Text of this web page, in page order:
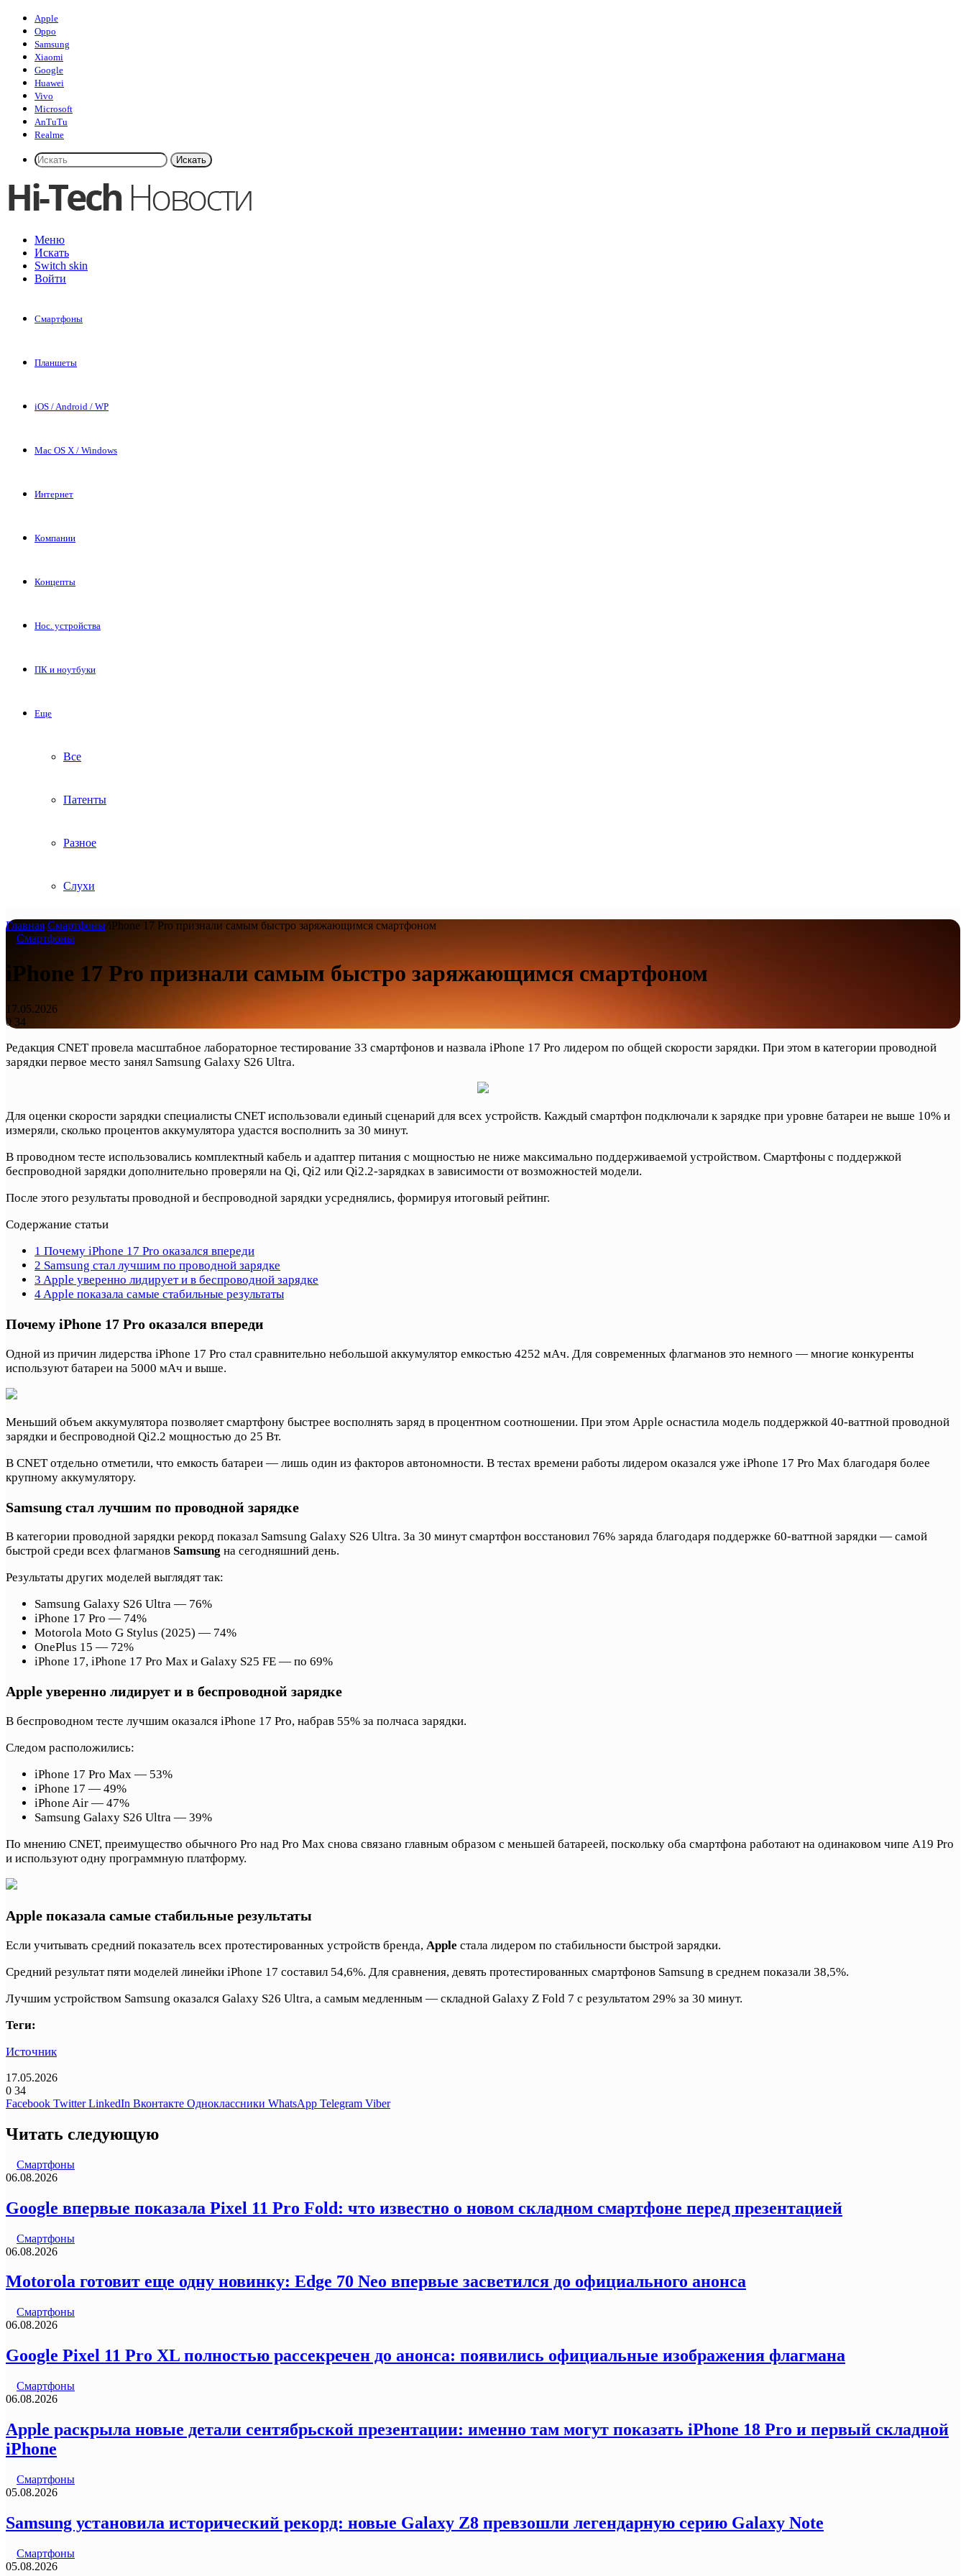
Apple
Oppo
Samsung
Xiaomi
Google
Huawei
Vivo
Microsoft
AnTuTu
Realme
Искать
Меню
Искать
Switch skin
Войти
Смартфоны
Планшеты
iOS / Android / WP
Mac OS X / Windows
Интернет
Компании
Концепты
Нос. устройства
ПК и ноутбуки
Еще
Все
Патенты
Разное
Слухи
Главная Смартфоны/iPhone 17 Pro признали самым быстро заряжающимся смартфоном
Смартфоны
iPhone 17 Pro признали самым быстро заряжающимся смартфоном
17.05.2026
0 34
Редакция CNET провела масштабное лабораторное тестирование 33 смартфонов и назвала iPhone 17 Pro лидером по общей скорости зарядки. При этом в категории проводной
зарядки первое место занял Samsung Galaxy S26 Ultra.
Для оценки скорости зарядки специалисты CNET использовали единый сценарий для всех устройств. Каждый смартфон подключали к зарядке при уровне батареи не выше 10% и
измеряли, сколько процентов аккумулятора удастся восполнить за 30 минут.
В проводном тесте использовались комплектный кабель и адаптер питания с мощностью не ниже максимально поддерживаемой устройством. Смартфоны с поддержкой
беспроводной зарядки дополнительно проверяли на Qi, Qi2 или Qi2.2-зарядках в зависимости от возможностей модели.
После этого результаты проводной и беспроводной зарядки усреднялись, формируя итоговый рейтинг.
Содержание статьи
1 Почему iPhone 17 Pro оказался впереди
2 Samsung стал лучшим по проводной зарядке
3 Apple уверенно лидирует и в беспроводной зарядке
4Apple показала самые стабильные результаты
Почему iPhone 17 Pro оказался впереди
Одной из причин лидерства iPhone 17 Pro стал сравнительно небольшой аккумулятор емкостью 4252 мАч. Для современных флагманов это немного — многие конкуренты
используют батареи на 5000 мАч и выше.
Меньший объем аккумулятора позволяет смартфону быстрее восполнять заряд в процентном соотношении. При этом Apple оснастила модель поддержкой 40-ваттной проводной
зарядки и беспроводной Qi2.2 мощностью до 25 Вт.
В CNET отдельно отметили, что емкость батареи — лишь один из факторов автономности. В тестах времени работы лидером оказался уже iPhone 17 Pro Max благодаря более
крупному аккумулятору.
Samsung стал лучшим по проводной зарядке
В категории проводной зарядки рекорд показал Samsung Galaxy S26 Ultra. За 30 минут смартфон восстановил 76% заряда благодаря поддержке 60-ваттной зарядки — самой
быстрой среди всех флагманов Samsung на сегодняшний день.
Результаты других моделей выглядят так:
Samsung Galaxy S26 Ultra — 76%
iPhone 17 Pro — 74%
Motorola Moto G Stylus (2025) — 74%
OnePlus 15 — 72%
iPhone 17, iPhone 17 Pro Max и Galaxy S25 FE — по 69%
Apple уверенно лидирует и в беспроводной зарядке
В беспроводном тесте лучшим оказался iPhone 17 Pro, набрав 55% за полчаса зарядки.
Следом расположились:
iPhone 17 Pro Max — 53%
iPhone 17 — 49%
iPhone Air — 47%
Samsung Galaxy S26 Ultra — 39%
По мнению CNET, преимущество обычного Pro над Pro Max снова связано главным образом с меньшей батареей, поскольку оба смартфона работают на одинаковом чипе A19 Pro
и используют одну программную платформу.
Apple показала самые стабильные результаты
Если учитывать средний показатель всех протестированных устройств бренда, Apple стала лидером по стабильности быстрой зарядки.
Средний результат пяти моделей линейки iPhone 17 составил 54,6%. Для сравнения, девять протестированных смартфонов Samsung в среднем показали 38,5%.
Лучшим устройством Samsung оказался Galaxy S26 Ultra, а самым медленным — складной Galaxy Z Fold 7 с результатом 29% за 30 минут.
Теги:
Источник
17.05.2026
0 34
Facebook Twitter LinkedIn Вконтакте Одноклассники WhatsApp Telegram Viber
Читать следующую
Смартфоны
06.08.2026
Google впервые показала Pixel 11 Pro Fold: что известно о новом складном смартфоне перед презентацией
Смартфоны
06.08.2026
Motorola готовит еще одну новинку: Edge 70 Neo впервые засветился до официального анонса
Смартфоны
06.08.2026
Google Pixel 11 Pro XL полностью рассекречен до анонса: появились официальные изображения флагмана
Смартфоны
06.08.2026
Apple раскрыла новые детали сентябрьской презентации: именно там могут показать iPhone 18 Pro и первый складной
iPhone
Смартфоны
05.08.2026
Samsung установила исторический рекорд: новые Galaxy Z8 превзошли легендарную серию Galaxy Note
Смартфоны
05.08.2026